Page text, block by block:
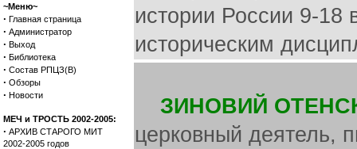
~Меню~
· Главная страница
· Администратор
· Выход
· Библиотека
· Состав РПЦЗ(В)
· Обзоры
· Новости
МЕЧ и ТРОСТЬ 2002-2005:
· АРХИВ СТАРОГО МИТ
2002-2005 годов
истории России 9-18
историческим
ЗИНОВИЙ
церковный деятель,